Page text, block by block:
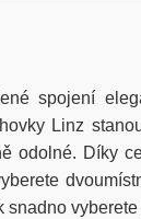
spojení
Linz
odolné. Díky
snadno vyberete